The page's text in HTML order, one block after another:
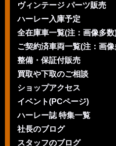
ヴィンテージ パーツ販売
ハーレー入庫予定
全在庫車一覧(注：画像多数
ご契約済車両一覧(注：画
整備・保証付販売
買取や下取のご相談
ショップアクセス
イベント(PCページ)
ハーレー誌 特集一覧
社長のブログ
スタッフのブログ